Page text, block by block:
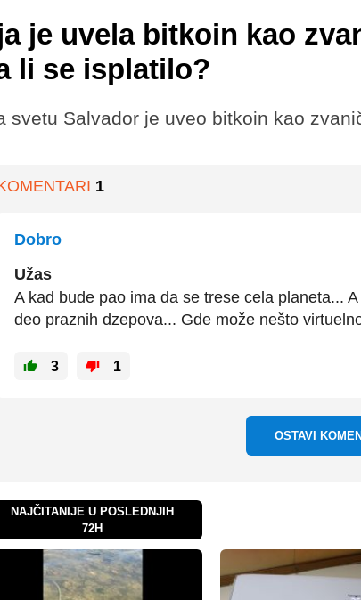
je uvela bitkoin kao
li se isplatilo?
svetu Salvador je uveo bitkoin kao
1
Dobro
Užas
A kad bude pao ima da se trese cela planeta...
deo praznih dzepova... Gde može nešto
3 1
OSTAVI
NAJČITANIJE U POSLEDNJIH
72H